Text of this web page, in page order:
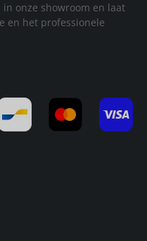
in onze showroom en laat
en het professionele